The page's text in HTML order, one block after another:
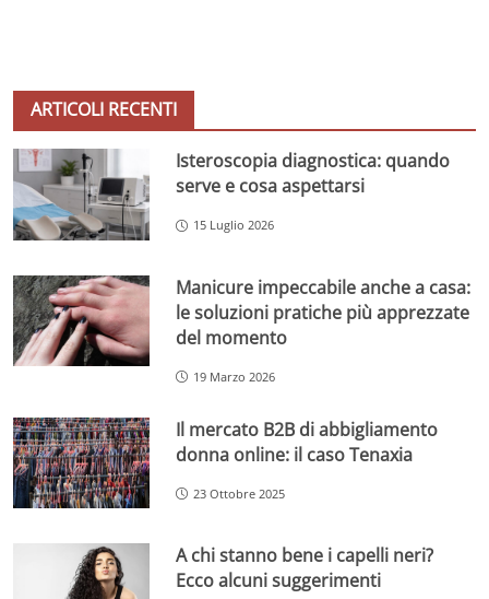
ARTICOLI RECENTI
Isteroscopia diagnostica: quando
serve e cosa aspettarsi
15 Luglio 2026
Manicure impeccabile anche a casa:
le soluzioni pratiche più apprezzate
del momento
19 Marzo 2026
Il mercato B2B di abbigliamento
donna online: il caso Tenaxia
23 Ottobre 2025
A chi stanno bene i capelli neri?
Ecco alcuni suggerimenti